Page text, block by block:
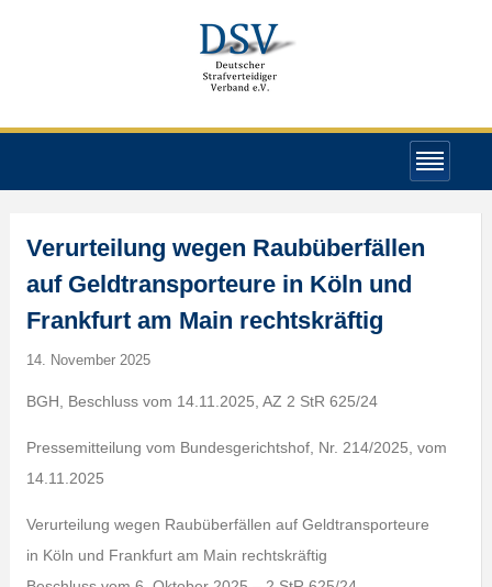
Verurteilung wegen Raubüberfällen
auf Geldtransporteure in Köln und
Frankfurt am Main rechtskräftig
14. November 2025
BGH, Beschluss vom 14.11.2025, AZ 2 StR 625/24
Pressemitteilung vom Bundesgerichtshof, Nr. 214/2025, vom
14.11.2025
Verurteilung wegen Raubüberfällen auf Geldtransporteure
in Köln und Frankfurt am Main rechtskräftig